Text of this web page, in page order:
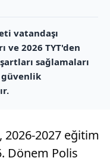
vatandaşı
ve 2026 TYT'den
sağlamaları
güvenlik
2026-2027 eğitim
Dönem Polis